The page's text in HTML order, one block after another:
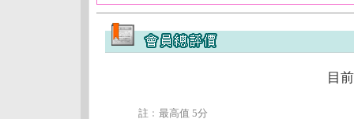
目
註﹕最高值 5分